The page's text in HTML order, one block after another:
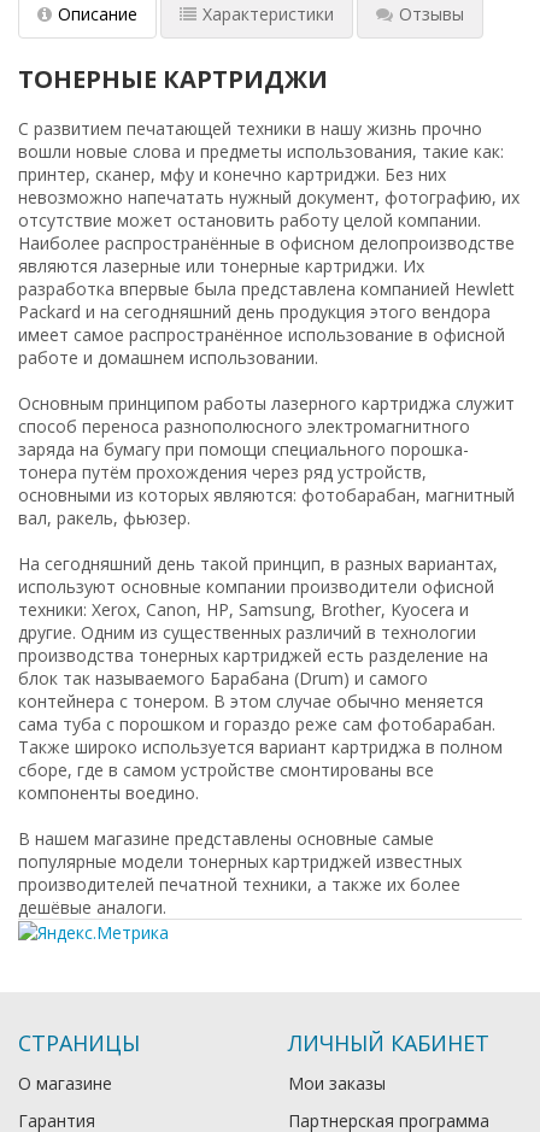
Описание Характеристики Отзывы
ТОНЕРНЫЕ КАРТРИДЖИ
С развитием печатающей техники в нашу жизнь прочно
вошли новые слова и предметы использования, такие как:
принтер, сканер, мфу и конечно картриджи. Без них
невозможно напечатать нужный документ, фотографию, их
отсутствие может остановить работу целой компании.
Наиболее распространённые в офисном делопроизводстве
являются лазерные или тонерные картриджи. Их
разработка впервые была представлена компанией Hewlett
Packard и на сегодняшний день продукция этого вендора
имеет самое распространённое использование в офисной
работе и домашнем использовании.
Основным принципом работы лазерного картриджа служит
способ переноса разнополюсного электромагнитного
заряда на бумагу при помощи специального порошка-
тонера путём прохождения через ряд устройств,
основными из которых являются: фотобарабан, магнитный
вал, ракель, фьюзер.
На сегодняшний день такой принцип, в разных вариантах,
используют основные компании производители офисной
техники: Xerox, Canon, HP, Samsung, Brother, Kyocera и
другие. Одним из существенных различий в технологии
производства тонерных картриджей есть разделение на
блок так называемого Барабана (Drum) и самого
контейнера с тонером. В этом случае обычно меняется
сама туба с порошком и гораздо реже сам фотобарабан.
Также широко используется вариант картриджа в полном
сборе, где в самом устройстве смонтированы все
компоненты воедино.
В нашем магазине представлены основные самые
популярные модели тонерных картриджей известных
производителей печатной техники, а также их более
дешёвые аналоги.
СТРАНИЦЫ
О магазине
Гарантия
ЛИЧНЫЙ КАБИНЕТ
Мои заказы
Партнерская программа